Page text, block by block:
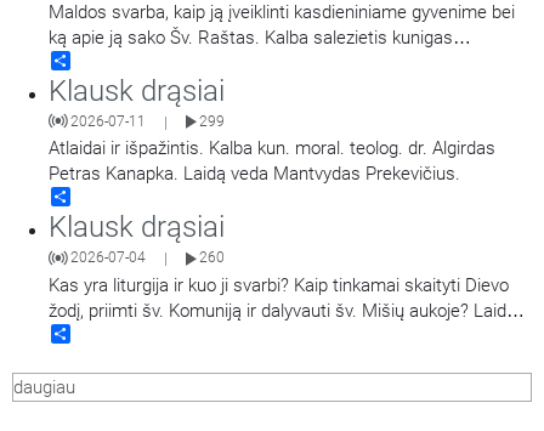
Maldos svarba, kaip ją įveiklinti kasdieniniame gyvenime bei
ką apie ją sako Šv. Raštas. Kalba salezietis kunigas
Alessandro Barelli. Laidą veda Miglė Magylaitė.
Klausk drąsiai
2026-07-11 | 299
Atlaidai ir išpažintis. Kalba kun. moral. teolog. dr. Algirdas
Petras Kanapka. Laidą veda Mantvydas Prekevičius.
Klausk drąsiai
2026-07-04 260
Kas yra liturgija ir kuo ji svarbi? Kaip tinkamai skaityti Dievo
žodį, priimti šv. Komuniją ir dalyvauti šv. Mišių aukoje? Laidoje
į klausytojų klausimus tiesioginio eterio metu atsako
rezidentas,Vilniaus ir Utenos apskričių policijos
daugiau